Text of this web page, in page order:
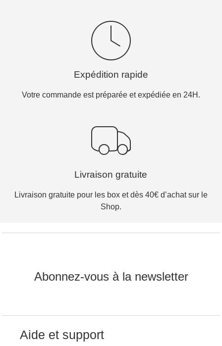
Expédition rapide
Votre commande est préparée et expédiée en 24H.
Livraison gratuite
Livraison gratuite pour les box et dès 40€ d’achat sur le
Shop.
Abonnez-vous à la newsletter
Aide et support